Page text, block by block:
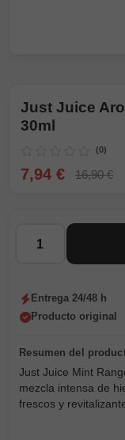
Just Juice
30ml
(0)
7,94 € 16,90 €
Entrega 24/48 h
Producto original
Just Juice Mint
mezcla intensa de
frescos y